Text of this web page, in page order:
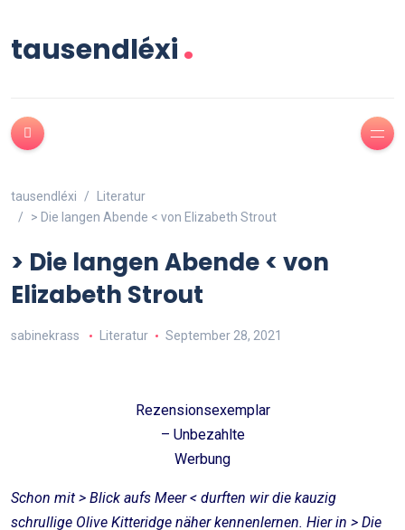
tausendléxi.
tausendléxi
Literatur
> Die langen Abende < von Elizabeth Strout
> Die langen Abende < von
Elizabeth Strout
sabinekrass Literatur September 28, 2021
Rezensionsexemplar
– Unbezahlte
Werbung
Schon mit > Blick aufs Meer < durften wir die kauzig
schrullige Olive Kitteridge näher kennenlernen. Hier in > Die